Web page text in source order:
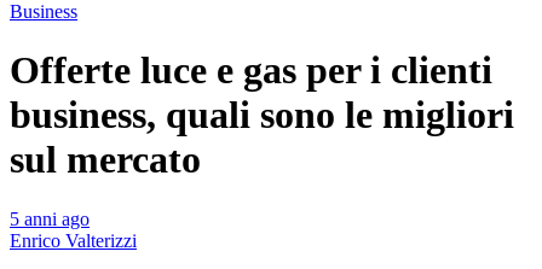
Business
Offerte luce e gas per i clienti
business, quali sono le migliori
sul mercato
5 anni ago
Enrico Valterizzi